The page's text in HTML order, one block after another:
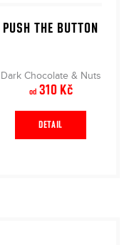
PUSH THE BUTTON
Dark Chocolate & Nuts
od310 Kč
DETAIL